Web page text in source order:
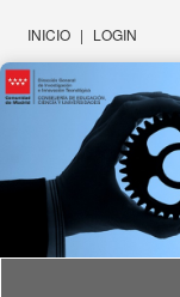
INICIO | LOGIN